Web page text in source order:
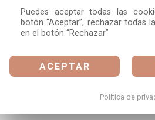
Puedes aceptar todas las
botón “Aceptar”, rechazar todas
en el botón “Rechazar”
ACEPTAR
Política de